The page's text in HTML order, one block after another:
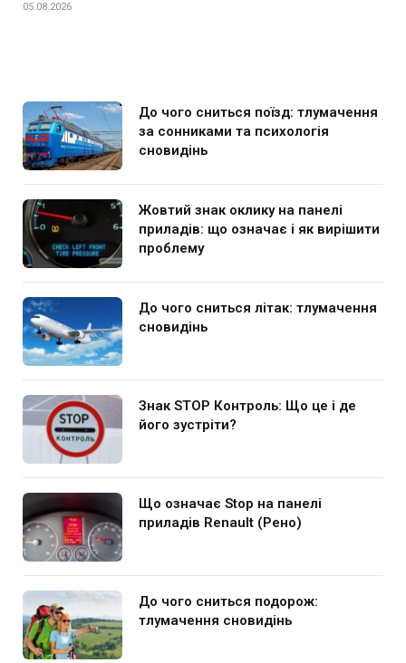
05.08.2026
До чого сниться поїзд: тлумачення
за сонниками та психологія
сновидінь
Жовтий знак оклику на панелі
приладів: що означає і як вирішити
проблему
До чого сниться літак: тлумачення
сновидінь
Знак STOP Контроль: Що це і де
його зустріти?
Що означає Stop на панелі
приладів Renault (Рено)
До чого сниться подорож:
тлумачення сновидінь